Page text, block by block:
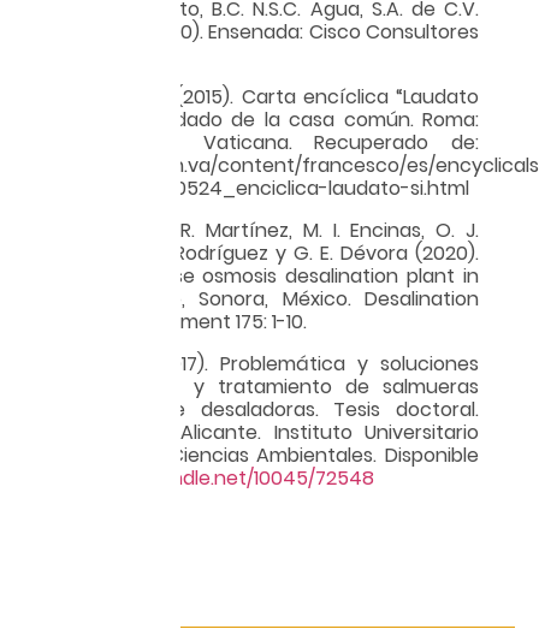
linizadora, Rosarito, B.C. N.S.C. Agua, S.A. de C.V.
Resumen (2 de 20). Ensenada: Cisco Consultores
Papa Francisco (2015). Carta encíclica “Laudato
Si’” sobre el cuidado de la casa común. Roma:
Libreria Editrice Vaticana. Recuperado de:
http://w2.vatican.va/content/francesco/es/
francesco_20150524_enciclica-laudato-si.html
Robles, L. A., M. R. Martínez, M. I. Encinas, O. J.
Larraguibel, L. J. Rodríguez y G. E. Dévora (2020).
Design of reverse osmosis desalination plant in
Puerto Peñasco, Sonora, México. Desalination
and Water Treatment 175: 1-10.
Zarzo, M. D. (2017). Problemática y soluciones
para la gestión y tratamiento de salmueras
procedentes de desaladoras. Tesis doctoral.
Universidad de Alicante. Instituto Universitario
del Agua y las Ciencias Ambientales. Disponible
http://hdl.handle.net/10045/72548